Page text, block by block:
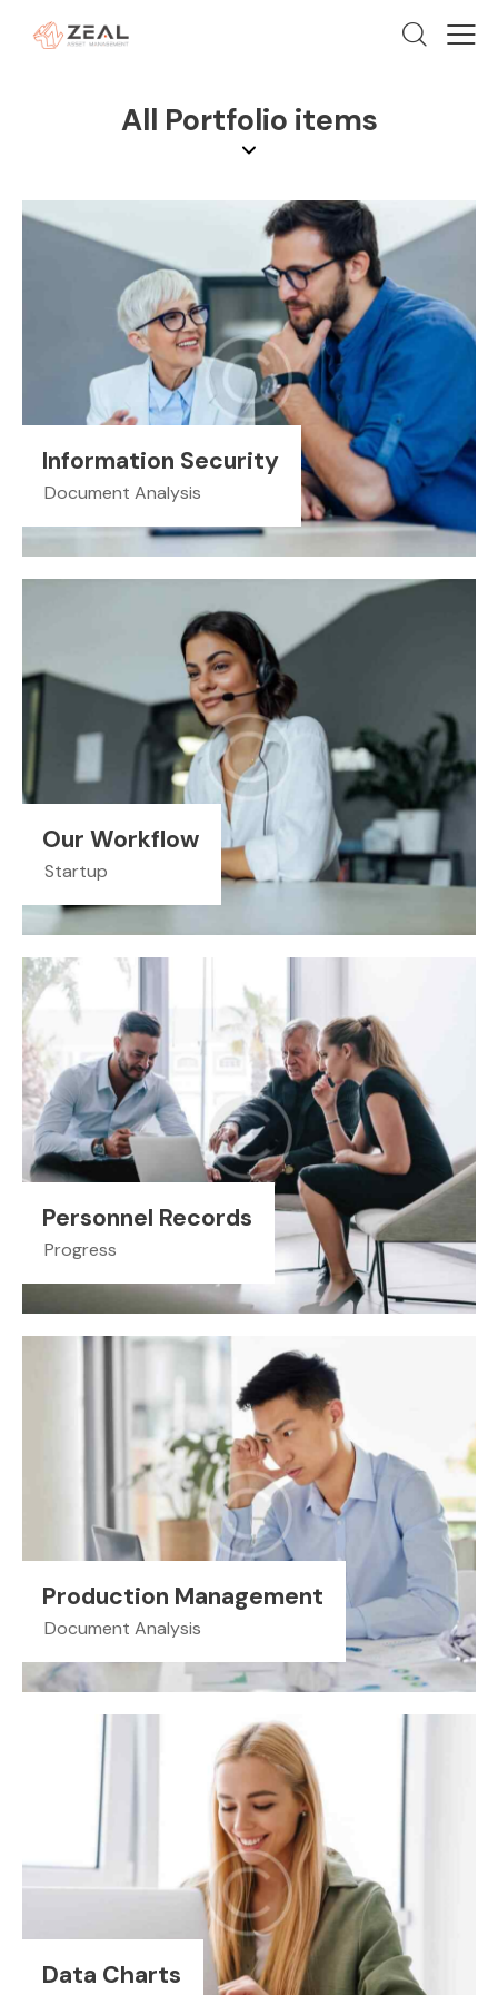
All Portfolio items
Information Security
Document Analysis
Our Workflow
Startup
Personnel Records
Progress
Production Management
Document Analysis
Data Charts